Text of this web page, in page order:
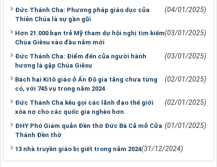
Đức Thánh Cha: Phương pháp giáo dục của
Thiên Chúa là sự gần gũi
(04/01/2025)
Hơn 21.000 bạn trẻ Mỹ tham dự hội nghị tìm kiếm
Chúa Giêsu vào đầu năm mới
(03/01/2025)
Đức Thánh Cha: Điểm đến của người hành
hương là gặp Chúa Giêsu
(03/01/2025)
Bách hại Kitô giáo ở Ấn Độ gia tăng chưa từng
có, với 745 vụ trong năm 2024
(02/01/2025)
Đức Thánh Cha kêu gọi các lãnh đạo thế giới
xóa nợ cho các quốc gia nghèo hơn
(02/01/2025)
ĐHY Phó Giám quản Đền thờ Đức Bà Cả mở Cửa
Thánh Đền thờ
(01/01/2025)
13 nhà truyền giáo bị giết trong năm 2024(31/12/2024)